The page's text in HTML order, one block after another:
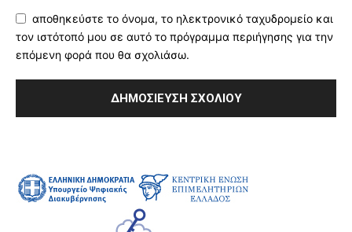
αποθηκεύστε το όνομα, το ηλεκτρονικό ταχυδρομείο και
τον ιστότοπό μου σε αυτό το πρόγραμμα περιήγησης για την
επόμενη φορά που θα σχολιάσω.